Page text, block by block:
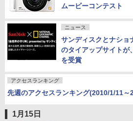
ムービーコンテスト
ニュース
サンディスクとナショ
のタイアップサイトが
を受賞
アクセスランキング
先週のアクセスランキング(2010/1/11～
1月15日